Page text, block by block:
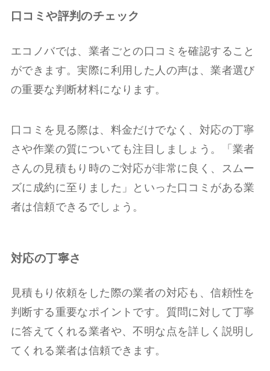
口コミや評判のチェック
エコノバでは、業者ごとの口コミを確認すること
ができます。実際に利用した人の声は、業者選び
の重要な判断材料になります。
口コミを見る際は、料金だけでなく、対応の丁寧
さや作業の質についても注目しましょう。「業者
さんの見積もり時のご対応が非常に良く、スムー
ズに成約に至りました」といった口コミがある業
者は信頼できるでしょう。
対応の丁寧さ
見積もり依頼をした際の業者の対応も、信頼性を
判断する重要なポイントです。質問に対して丁寧
に答えてくれる業者や、不明な点を詳しく説明し
てくれる業者は信頼できます。